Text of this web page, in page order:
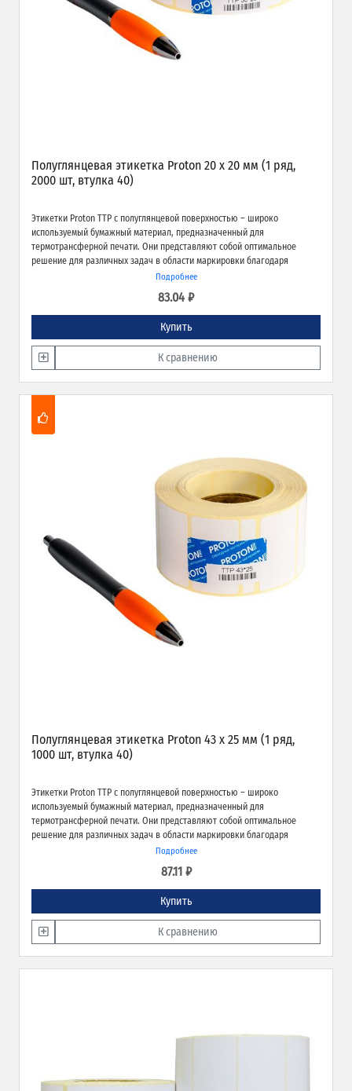
Полуглянцевая этикетка Proton 20 x 20 мм (1 ряд,
2000 шт, втулка 40)
Этикетки Proton TTP с полуглянцевой поверхностью – широко
используемый бумажный материал, предназначенный для
термотрансферной печати. Они представляют собой оптимальное
решение для различных задач в области маркировки благодаря
экономичности, высокому качеству печати и надёжной адгезии к
Подробнее
83.04 ₽
Купить
К сравнению
Полуглянцевая этикетка Proton 43 x 25 мм (1 ряд,
1000 шт, втулка 40)
Этикетки Proton TTP с полуглянцевой поверхностью – широко
используемый бумажный материал, предназначенный для
термотрансферной печати. Они представляют собой оптимальное
решение для различных задач в области маркировки благодаря
экономичности, высокому качеству печати и надёжной адгезии к
Подробнее
87.11 ₽
Купить
К сравнению